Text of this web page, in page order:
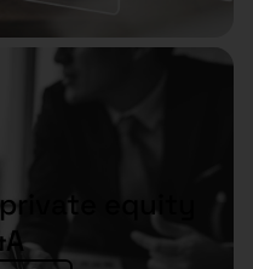
equity